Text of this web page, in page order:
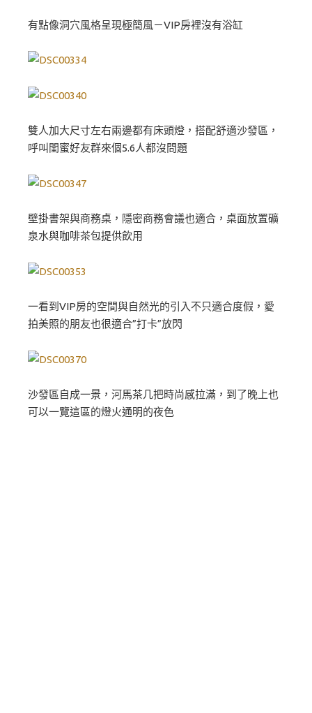
有點像洞穴風格呈現極簡風－VIP房裡沒有浴缸
雙人加大尺寸左右兩邊都有床頭燈，搭配舒適沙發區，
呼叫閨蜜好友群來個5.6人都沒問題
壁掛書架與商務桌，隱密商務會議也適合，桌面放置礦
泉水與咖啡茶包提供飲用
一看到VIP房的空間與自然光的引入不只適合度假，愛
拍美照的朋友也很適合”打卡”放閃
沙發區自成一景，河馬茶几把時尚感拉滿，到了晚上也
可以一覽這區的燈火通明的夜色